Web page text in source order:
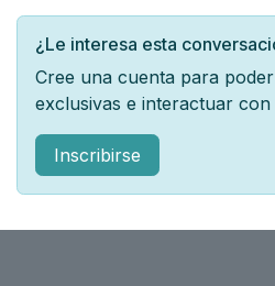
¿Le interesa esta
Cree una cuenta para
exclusivas e interactuar con
Inscribirse